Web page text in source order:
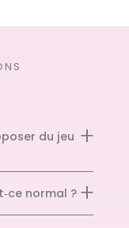
du jeu
normal ?